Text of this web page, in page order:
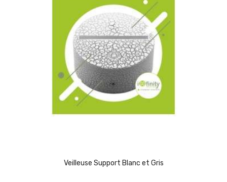
Veilleuse Support Blanc et Gris